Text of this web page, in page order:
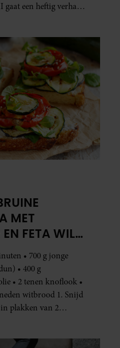
een heftig verhaal
MET
FETA WIL
• 700 g jonge
• 400 g
• 2 tenen knoflook •
witbrood 1. Snijd
plakken van 2